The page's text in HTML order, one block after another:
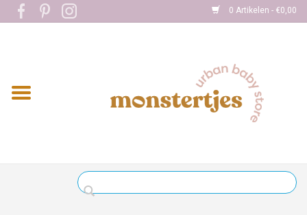
0 Artikelen - €0,00
Home
Kleding